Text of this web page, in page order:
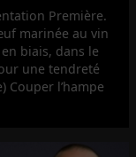
Première.
marinée au vin
biais, dans le
une tendreté
Couper l’hampe